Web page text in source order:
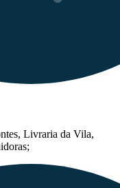
Livraria da Vila,